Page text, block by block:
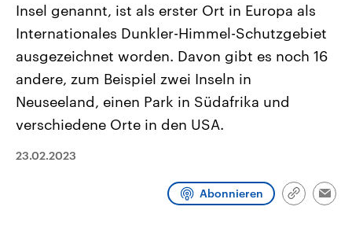
Landtagswahl Sachsen-Anhalt
2026
Alle Informationen
Sachsen-Anhalt wählt am 6.
September 2026 einen neuen
Landtag. Seit 2021 wird das
Bundesland von einer Koalition aus
Umfragen, Prognosen,
und Hintergründe zu den Parteien
und Kandidaten der anstehenden
USA
Aktuelle Beiträge,
Hintergründe
Wirtschaftlich und
gehören die Vereinigten
den mächtigsten Ländern
mit großem Einfluss auf
Sendungen
Insel genannt, ist als erster Ort in Europa als
Internationales Dunkler-Himmel-Schutzgebiet
ausgezeichnet worden. Davon gibt es noch 16
andere, zum Beispiel zwei Inseln in
Neuseeland, einen Park in Südafrika und
verschiedene Orte in den USA.
23.02.2023
Abonnieren
Link